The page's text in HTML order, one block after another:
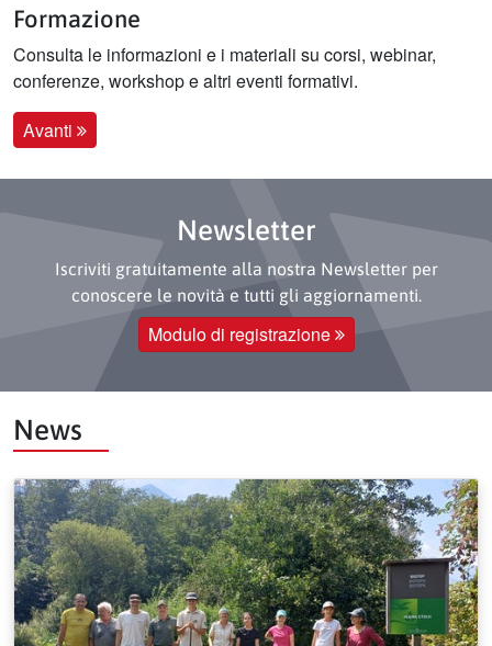
Formazione
Consulta le informazioni e i materiali su corsi, webinar,
conferenze, workshop e altri eventi formativi.
Avanti
Newsletter
Iscriviti gratuitamente alla nostra Newsletter per
conoscere le novità e tutti gli aggiornamenti.
Modulo di registrazione
News